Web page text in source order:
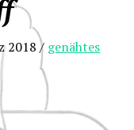
2018 / genähtes